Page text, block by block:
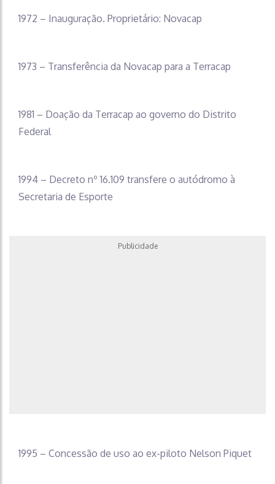
1972 – Inauguração. Proprietário: Novacap
1973 – Transferência da Novacap para a Terracap
1981 – Doação da Terracap ao governo do Distrito
Federal
1994 – Decreto nº 16.109 transfere o autódromo à
Secretaria de Esporte
Publicidade
1995 – Concessão de uso ao ex-piloto Nelson Piquet